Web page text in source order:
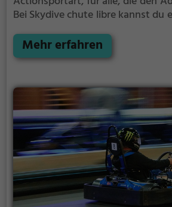
Bei Skydive chute libre kannst du
mehreren hundert Metern in
stürzen, bevor der Fallschirm
Mehr erfahren